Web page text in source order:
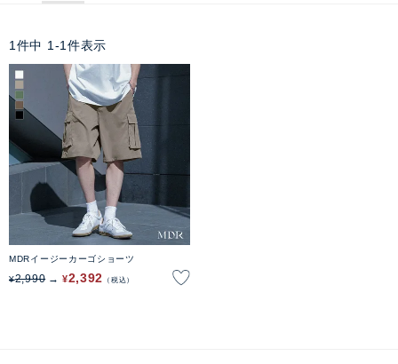
1 件中 1 -1 件表示
MDRイージーカーゴショーツ
¥2,990 ¥2,392 税込